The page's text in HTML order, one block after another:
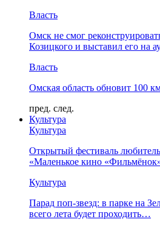
Власть
Омск не смог
Козицкого и выставил его на
Власть
Омская область обновит 100
пред. след.
Культура
Культура
Открытый фестиваль
«Маленькое кино
Культура
Парад поп-звезд: в парке на
всего лета будет проходить…